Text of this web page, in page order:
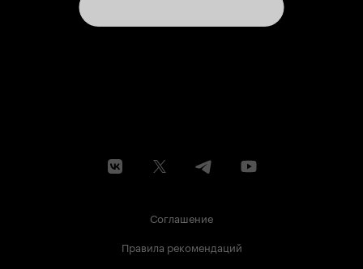
Соглашение
Правила рекомендаций